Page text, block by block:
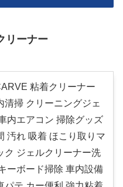
リーナー
粘着クリーナー
清掃 クリーニングジェ
内エアコン 掃除グッズ
汚れ 吸着 ほこり取りマ
ク ジェルクリーナー洗
ーボード掃除 車内設備